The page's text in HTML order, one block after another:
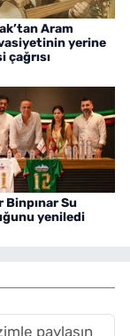
Aram
yerine
Binpınar Su
yeniledi